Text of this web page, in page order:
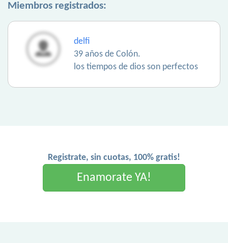
Miembros registrados:
delfi
39 años de Colón.
los tiempos de dios son perfectos
Registrate, sin cuotas, 100% gratis!
Enamorate YA!